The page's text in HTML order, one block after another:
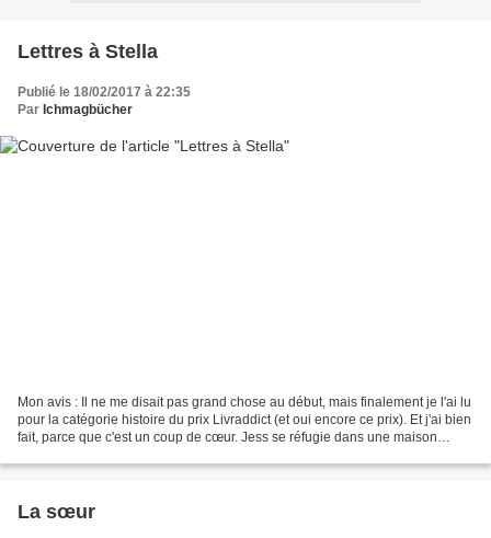
Lettres à Stella
Publié le 18/02/2017 à 22:35
Par Ichmagbücher
Mon avis : Il ne me disait pas grand chose au début, mais finalement je l'ai lu
pour la catégorie histoire du prix Livraddict (et oui encore ce prix). Et j'ai bien
fait, parce que c'est un coup de cœur. Jess se réfugie dans une maison
La sœur